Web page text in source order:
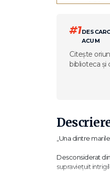
#1
ACUM
Citește
biblioteca și
„Una dintre
Desconsiderat
supraviețuit